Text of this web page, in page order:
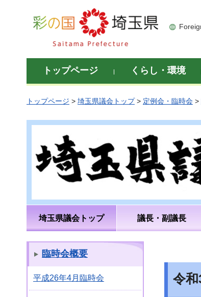
彩の国 埼玉県
トップページ くらし・環境
トップページ > 埼玉県議会トップ> 定例会・臨時会 >
埼玉県議会トップ 議長・副議長
臨時会概要
平成26年4月臨時会 令